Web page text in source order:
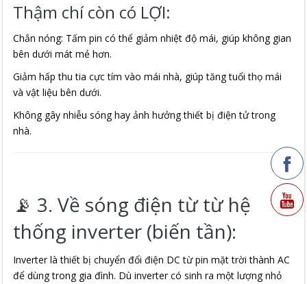
Thậm chí còn có LỢI:
Chắn nóng: Tấm pin có thể giảm nhiệt độ mái, giúp không gian
bên dưới mát mẻ hơn.
Giảm hấp thu tia cực tím vào mái nhà, giúp tăng tuổi thọ mái
và vật liệu bên dưới.
Không gây nhiễu sóng hay ảnh hưởng thiết bị điện tử trong
nhà.
📡 3. Về sóng điện từ từ hệ
thống inverter (biến tần):
Inverter là thiết bị chuyển đổi điện DC từ pin mặt trời thành AC
để dùng trong gia đình. Dù inverter có sinh ra một lượng nhỏ